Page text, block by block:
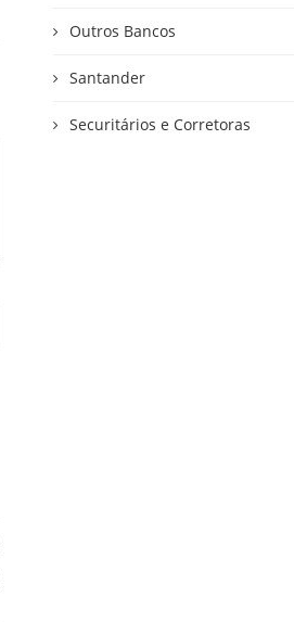
Outros Bancos
Santander
Securitários e Corretoras